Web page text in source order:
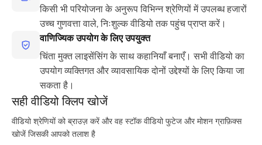
किसी भी परियोजना के अनुरूप विभिन्न श्रेणियों में उपलब्ध हजारों
उच्च गुणवत्ता वाले, निःशुल्क वीडियो तक पहुंच प्राप्त करें।
वाणिज्यिक उपयोग के लिए उपयुक्त
चिंता मुक्त लाइसेंसिंग के साथ कहानियाँ बनाएँ। सभी वीडियो का
उपयोग व्यक्तिगत और व्यावसायिक दोनों उद्देश्यों के लिए किया जा
सकता है।
सही वीडियोक्लिप खोजें
वीडियो श्रेणियों को ब्राउज़ करें और वह स्टॉक वीडियो फुटेज और मोशन ग्राफ़िक्स
खोजें जिसकी आपको तलाश है